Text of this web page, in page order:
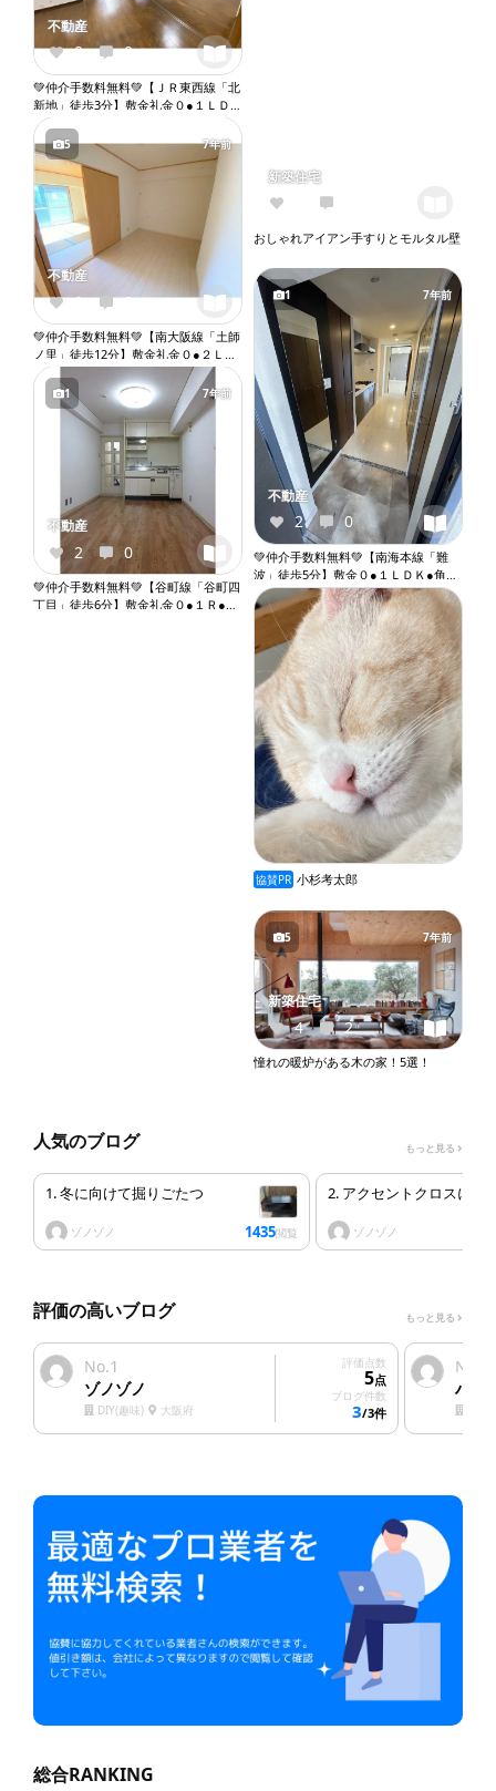
0 0
💚仲介手数料無料💚【ＪＲ東西線「北
新地」徒歩3分】敷金礼金０●１ＬＤ
Ｋ●角部屋●ネット無料●２口ガスコン
ロ●バストイレ別●ウォシュレット●独
立洗面台●室内洗濯機置き場●オート
ロック●エレベーター『X055』
不動産
5 7年前
0 0
💚仲介手数料無料💚【南大阪線「土師
ノ里」徒歩12分】敷金礼金０●２ＬＤ
Ｋ●ガスコンロ設置可●バストイレ別●
独立洗面台●室内洗濯機置き場
『X103』
不動産
1 7年前
2 0
💚仲介手数料無料💚【谷町線「谷町四
丁目」徒歩6分】敷金礼金０●１Ｒ●角
不動産
おしゃれアイアン手すりとモルタル壁
新築住宅
1 7年前
2 0
💚仲介手数料無料💚【南海本線「難
波」徒歩5分】敷金０●１ＬＤＫ●角部
屋●小型犬相談●システムキッチン●バ
ストイレ別●ウォシュレット●独立洗
面台●室内洗濯機置き場●オートロッ
ク●エレベーター『X057』
不動産
協賛PR 小杉考太郎
5 7年前
4 2
憧れの暖炉がある木の家！5選！
新築住宅
人気のブログ もっと見る
1. 冬に向けて掘りごたつ
ゾノゾノ 1435閲覧
2. アクセントクロスにし
ゾノゾノ
評価の高いブログ もっと見る
No.1
ゾノゾノ
DIY(趣味) 大阪府
評価点数
5点
ブログ件数
3/3件
No.
ハウ
総合RANKING